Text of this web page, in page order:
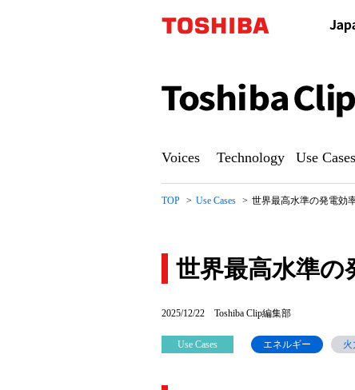
Toshiba
Voices Technology Use Cases
TOP Use Cases 世界最高水準の発電効
世界最高水準の
界
最
2025/12/22 Toshiba Clip編集部
Use Cases エネルギー 火